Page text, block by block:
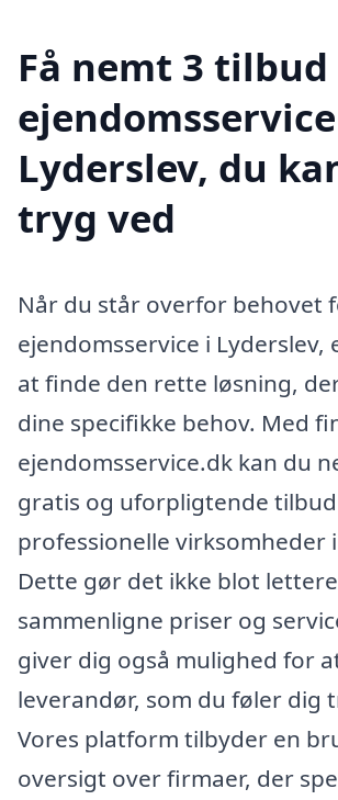
Få nemt 3 tilbud
Lyderslev, du
tryg ved
Når du står overfor behovet
ejendomsservice i
at finde den rette løsning,
dine specifikke behov. Med
ejendomsservice.dk kan du
gratis og uforpligtende
professionelle virksomheder
Dette gør det ikke blot
sammenligne priser og
giver dig også mulighed for
leverandør, som du føler dig
Vores platform tilbyder en
oversigt over firmaer, der